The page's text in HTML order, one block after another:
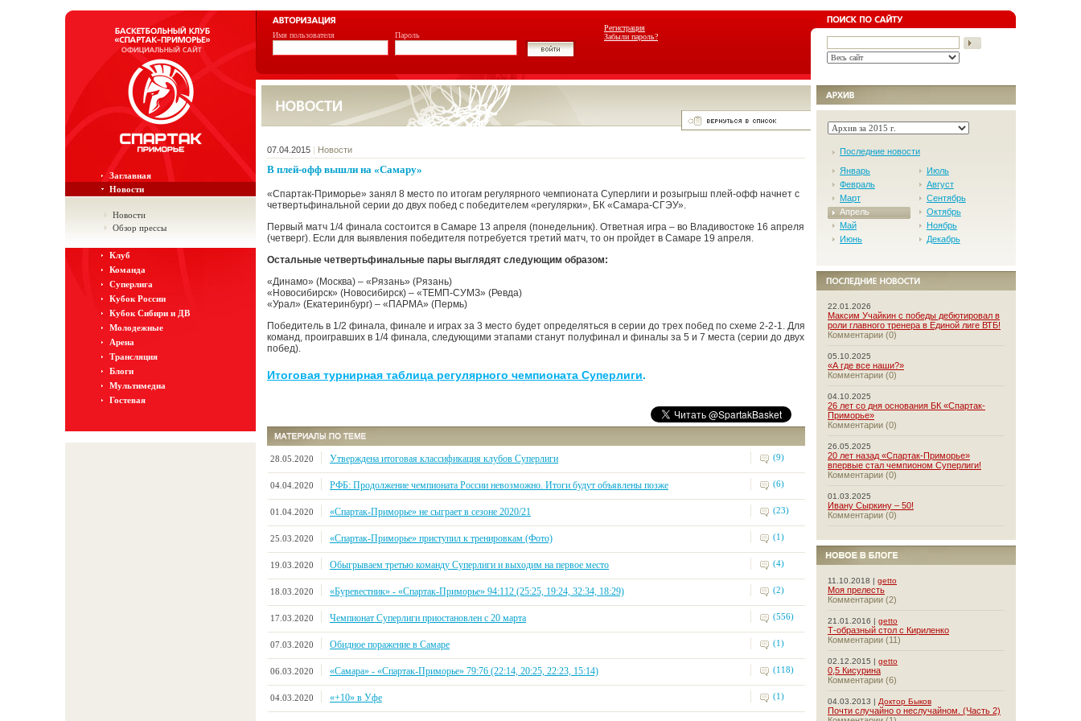
Регистрация
Забыли пароль?
Имя пользователя Пароль
Заглавная
Новости
Новости
Обзор прессы
Клуб
Команда
Суперлига
Кубок России
Кубок Сибири и ДВ
Молодежные
Арена
Трансляция
Блоги
Мультимедиа
Гостевая
07.04.2015 | Новости
В плей-офф вышли на «Самару»
«Спартак-Приморье» занял 8 место по итогам регулярного чемпионата Суперлиги и розыгрыш плей-офф начнет с
четвертьфинальной серии до двух побед с победителем «регулярки», БК «Самара-СГЭУ».
Первый матч 1/4 финала состоится в Самаре 13 апреля (понедельник). Ответная игра – во Владивостоке 16 апреля
(четверг). Если для выявления победителя потребуется третий матч, то он пройдет в Самаре 19 апреля.
Остальные четвертьфинальные пары выглядят следующим образом:
«Динамо» (Москва) – «Рязань» (Рязань)
«Новосибирск» (Новосибирск) – «ТЕМП-СУМЗ» (Ревда)
«Урал» (Екатеринбург) – «ПАРМА» (Пермь)
Победитель в 1/2 финала, финале и играх за 3 место будет определяться в серии до трех побед по схеме 2-2-1. Для
команд, проигравших в 1/4 финала, следующими этапами станут полуфинал и финалы за 5 и 7 места (серии до двух
побед).
Итоговая турнирная таблица регулярного чемпионата Суперлиги.
28.05.2020 Утверждена итоговая классификация клубов Суперлиги (9)
04.04.2020 РФБ: Продолжение чемпионата России невозможно. Итоги будут объявлены позже (6)
01.04.2020 «Спартак-Приморье» не сыграет в сезоне 2020/21 (23)
25.03.2020 «Спартак-Приморье» приступил к тренировкам (Фото) (1)
19.03.2020 Обыгрываем третью команду Суперлиги и выходим на первое место (4)
18.03.2020 «Буревестник» - «Спартак-Приморье» 94:112 (25:25, 19:24, 32:34, 18:29) (2)
17.03.2020 Чемпионат Суперлиги приостановлен с 20 марта (556)
07.03.2020 Обидное поражение в Самаре (1)
06.03.2020 «Самара» - «Спартак-Приморье» 79:76 (22:14, 20:25, 22:23, 15:14) (118)
04.03.2020 «+10» в Уфе (1)
Последние новости
Январь
Февраль
Март
Апрель
Май
Июнь
Июль
Август
Сентябрь
Октябрь
Ноябрь
Декабрь
22.01.2026
Максим Учайкин с победы дебютировал в
роли главного тренера в Единой лиге ВТБ!
Комментарии (0)
05.10.2025
«А где все наши?»
Комментарии (0)
04.10.2025
26 лет со дня основания БК «Спартак-
Приморье»
Комментарии (0)
26.05.2025
20 лет назад «Спартак-Приморье»
впервые стал чемпионом Суперлиги!
Комментарии (0)
01.03.2025
Ивану Сыркину – 50!
Комментарии (0)
11.10.2018 | getto
Моя прелесть
Комментарии (2)
21.01.2016 | getto
Т-образный стол с Кириленко
Комментарии (11)
02.12.2015 | getto
0,5 Кисурина
Комментарии (6)
04.03.2013 | Доктор Быков
Почти случайно о неслучайном. (Часть 2)